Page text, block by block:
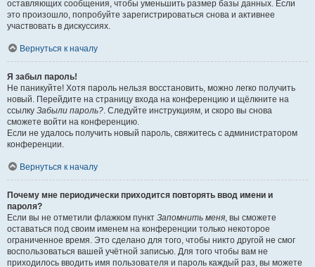
оставляющих сообщения, чтобы уменьшить размер базы данных. Если
это произошло, попробуйте зарегистрироваться снова и активнее
участвовать в дискуссиях.
Вернуться к началу
Я забыл пароль!
Не паникуйте! Хотя пароль нельзя восстановить, можно легко получить
новый. Перейдите на страницу входа на конференцию и щёлкните на
ссылку Забыли пароль?. Следуйте инструкциям, и скоро вы снова
сможете войти на конференцию.
Если не удалось получить новый пароль, свяжитесь с администратором
конференции.
Вернуться к началу
Почему мне периодически приходится повторять ввод имени и
пароля?
Если вы не отметили флажком пункт Запомнить меня, вы сможете
оставаться под своим именем на конференции только некоторое
ограниченное время. Это сделано для того, чтобы никто другой не смог
воспользоваться вашей учётной записью. Для того чтобы вам не
приходилось вводить имя пользователя и пароль каждый раз, вы можете